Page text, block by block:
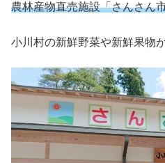
農林産物直売施設「さんさん
小川村の新鮮野菜や新鮮果物